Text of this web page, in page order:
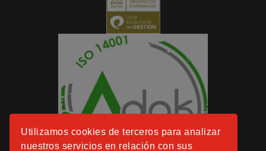
Utilizamos cookies de terceros para analizar
nuestros servicios en relación con sus